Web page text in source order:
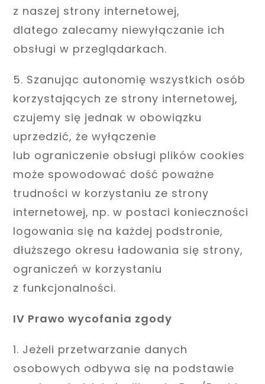
z naszej strony internetowej,
dlatego zalecamy niewyłączanie ich
obsługi w przeglądarkach.
5. Szanując autonomię wszystkich osób
korzystających ze strony internetowej,
czujemy się jednak w obowiązku
uprzedzić, że wyłączenie
lub ograniczenie obsługi plików cookies
może spowodować dość poważne
trudności w korzystaniu ze strony
internetowej, np. w postaci konieczności
logowania się na każdej podstronie,
dłuższego okresu ładowania się strony,
ograniczeń w korzystaniu
z funkcjonalności.
IV Prawo wycofania zgody
1. Jeżeli przetwarzanie danych
osobowych odbywa się na podstawie